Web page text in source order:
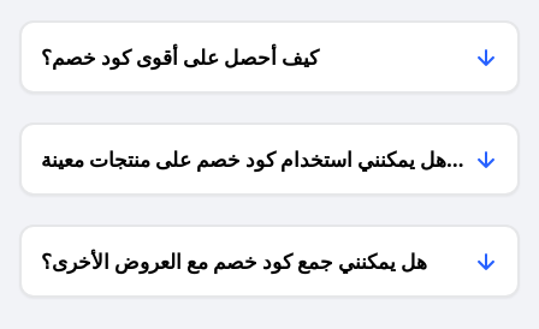
كيف أحصل على أقوى كود خصم؟
هل يمكنني استخدام كود خصم على منتجات معينة
فقط؟
هل يمكنني جمع كود خصم مع العروض الأخرى؟